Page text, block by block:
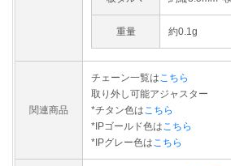
重量 約0.1g
関連商品
チェーン一覧は こちら
取り外し可能アジャスター
*チタン色は こちら
*IPゴールド色は こちら
*IPグレー色は こちら